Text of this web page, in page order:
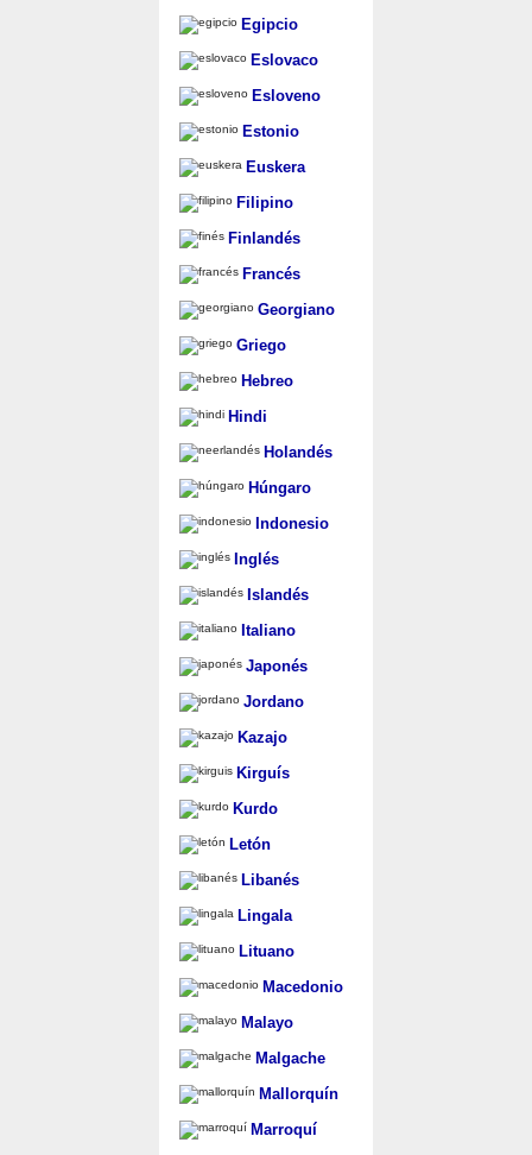
Egipcio
Eslovaco
Esloveno
Estonio
Euskera
Filipino
Finlandés
Francés
Georgiano
Griego
Hebreo
Hindi
Holandés
Húngaro
Indonesio
Inglés
Islandés
Italiano
Japonés
Jordano
Kazajo
Kirguís
Kurdo
Letón
Libanés
Lingala
Lituano
Macedonio
Malayo
Malgache
Mallorquín
Marroquí